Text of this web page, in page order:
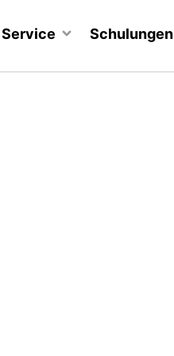
Service Schulungen